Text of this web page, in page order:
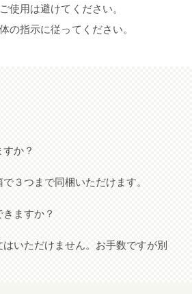
使用は避けてください。
の指示に従ってください。
か？
３つまで同梱いただけます。
ますか？
いただけません。お手数ですが別